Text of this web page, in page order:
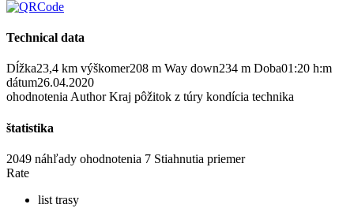
Technical data
Dĺžka23,4 km výškomer208 m Way down234 m Doba01:20 h:m
dátum26.04.2020
ohodnotenia Author Kraj pôžitok z túry kondícia technika
štatistika
2049 náhľady ohodnotenia 7 Stiahnutia priemer
Rate
list trasy